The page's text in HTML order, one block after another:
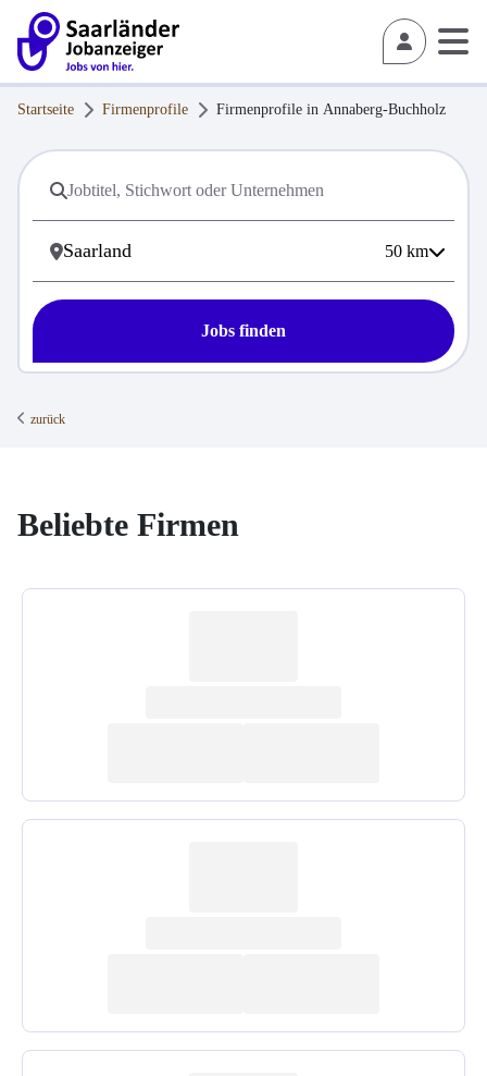
Startseite Firmenprofile Firmenprofile in Annaberg-Buchholz
50 km
Jobs finden
zurück
Beliebte Firmen